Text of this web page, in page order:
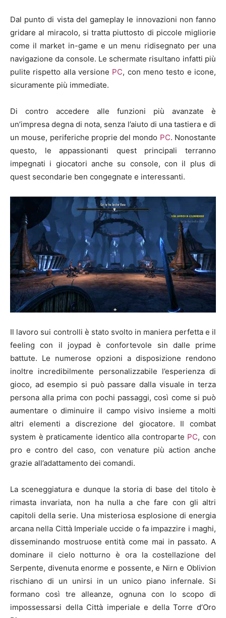
Dal punto di vista del gameplay le innovazioni non fanno
gridare al miracolo, si tratta piuttosto di piccole migliorie
come il market in-game e un menu ridisegnato per una
navigazione da console. Le schermate risultano infatti più
pulite rispetto alla versione PC, con meno testo e icone,
sicuramente più immediate.
Di contro accedere alle funzioni più avanzate è
un’impresa degna di nota, senza l’aiuto di una tastiera e di
un mouse, periferiche proprie del mondo PC. Nonostante
questo, le appassionanti quest principali terranno
impegnati i giocatori anche su console, con il plus di
quest secondarie ben congegnate e interessanti.
Il lavoro sui controlli è stato svolto in maniera perfetta e il
feeling con il joypad è confortevole sin dalle prime
battute. Le numerose opzioni a disposizione rendono
inoltre incredibilmente personalizzabile l’esperienza di
gioco, ad esempio si può passare dalla visuale in terza
persona alla prima con pochi passaggi, così come si può
aumentare o diminuire il campo visivo insieme a molti
altri elementi a discrezione del giocatore. Il combat
system è praticamente identico alla controparte PC, con
pro e contro del caso, con venature più action anche
grazie all’adattamento dei comandi.
La sceneggiatura e dunque la storia di base del titolo è
rimasta invariata, non ha nulla a che fare con gli altri
capitoli della serie. Una misteriosa esplosione di energia
arcana nella Città Imperiale uccide o fa impazzire i maghi,
disseminando mostruose entità come mai in passato. A
dominare il cielo notturno è ora la costellazione del
Serpente, divenuta enorme e possente, e Nirn e Oblivion
rischiano di un unirsi in un unico piano infernale. Si
formano così tre alleanze, ognuna con lo scopo di
impossessarsi della Città imperiale e della Torre d’Oro